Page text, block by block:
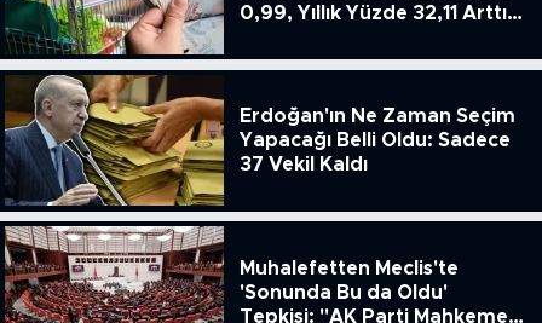
0,99, Yıllık Yüzde 32,11 Arttı,
51.49
Erdoğan'ın Ne Zaman Seçim
Yapacağı Belli Oldu: Sadece
37 Vekil Kaldı
Muhalefetten Meclis'te
'Sonunda Bu da Oldu'
Tepkisi: "AK Parti Mahkeme